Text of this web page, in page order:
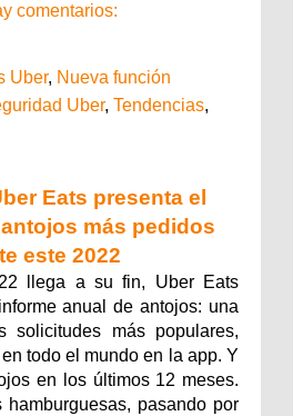
comentarios:
Uber, Nueva función
Uber, Tendencias,
Eats presenta el
más pedidos
este 2022
llega a su fin, Uber Eats
anual de antojos: una
solicitudes más populares,
todo el mundo en la app. Y
en los últimos 12 meses.
hamburguesas, pasando por